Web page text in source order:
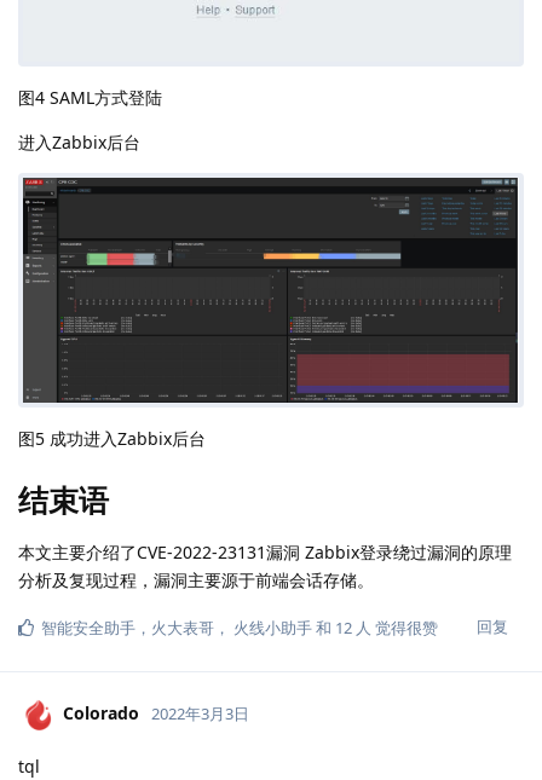
图4 SAML方式登陆
进入Zabbix后台
图5 成功进入Zabbix后台
结束语
本文主要介绍了CVE-2022-23131漏洞 Zabbix登录绕过漏洞的原理
分析及复现过程，漏洞主要源于前端会话存储。
回复
智能安全助手 ， 火大表哥 ， 火线小助手和 12 人 觉得很赞
Colorado 2022年3月3日
tql